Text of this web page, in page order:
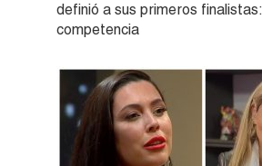
definió a sus primeros
competencia